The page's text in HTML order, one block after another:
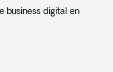
business digital en